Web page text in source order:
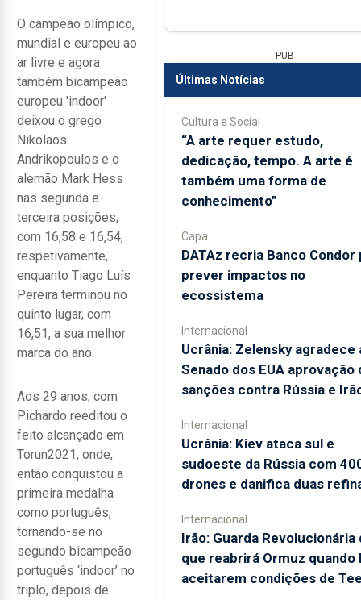
O campeão olímpico,
mundial e europeu ao
ar livre e agora
também bicampeão
europeu 'indoor'
deixou o grego
Nikolaos
Andrikopoulos e o
alemão Mark Hess
nas segunda e
terceira posições,
com 16,58 e 16,54,
respetivamente,
enquanto Tiago Luís
Pereira terminou no
quinto lugar, com
16,51, a sua melhor
marca do ano.
Aos 29 anos, com
Pichardo reeditou o
feito alcançado em
Torun2021, onde,
então conquistou a
primeira medalha
como português,
tornando-se no
segundo bicampeão
português ‘indoor’ no
triplo, depois de
PUB
Últimas Notícias
Cultura e Social
“A arte requer estudo,
dedicação, tempo. A arte é
também uma forma de
conhecimento”
Capa
DATAz recria Banco Condor
prever impactos no
ecossistema
Internacional
Ucrânia: Zelensky agradece
Senado dos EUA aprovação
sanções contra Rússia e
Internacional
Ucrânia: Kiev ataca sul e
sudoeste da Rússia com
drones e danifica duas
Internacional
Irão: Guarda Revolucionária
que reabrirá Ormuz quando
aceitarem condições de